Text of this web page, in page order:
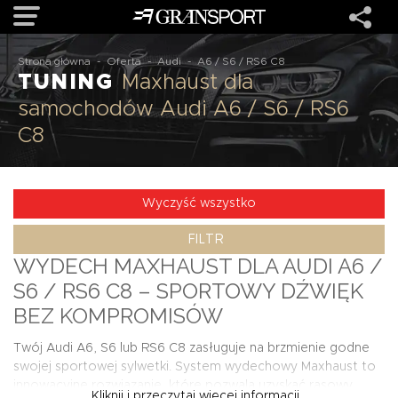
OFERTA
MARKI
O NAS
USŁUGI
KONTAKT
Strona główna - Oferta - Audi - A6 / S6 / RS6 C8
TUNING
Maxhaust dla
samochodów Audi A6 / S6 / RS6
C8
Wyczyść wszystko
FILTR
WYDECH MAXHAUST DLA AUDI A6 /
S6 / RS6 C8 – SPORTOWY DŹWIĘK
BEZ KOMPROMISÓW
Twój Audi A6, S6 lub RS6 C8 zasługuje na brzmienie godne
swojej sportowej sylwetki. System wydechowy Maxhaust to